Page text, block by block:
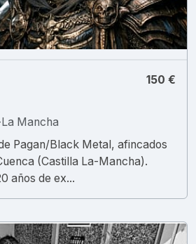
150 €
Mancha
Pagan/Black Metal, afincados
(Castilla La-Mancha).
años de ex...